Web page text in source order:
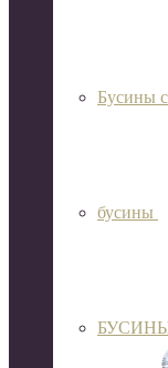
Бусины
бусины